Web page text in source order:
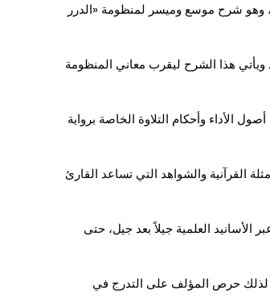
وهو شرح موسع وميسر لمنظومة «الدرر
ويأتي هذا الشرح ليقرب معاني المنظومة
الأداء وأحكام التلاوة الخاصة برواية
القرآنية والشواهد التي تساعد القارئ
الأسانيد العلمية جيلاً بعد جيل، حتى
لذلك حرص المؤلف على التدرج في